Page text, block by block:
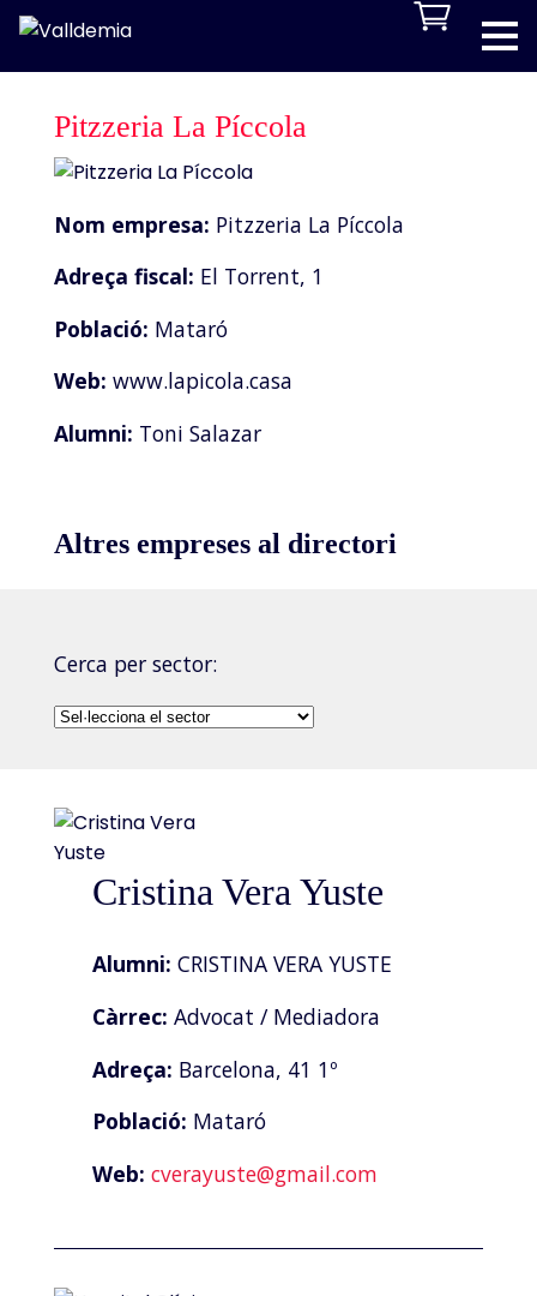
Pitzzeria La Píccola
Nom empresa: Pitzzeria La Píccola
Adreça fiscal: El Torrent, 1
Població: Mataró
Web: www.lapicola.casa
Alumni: Toni Salazar
Altres empreses al directori
Cerca per sector:
Cristina Vera Yuste
Alumni: CRISTINA VERA YUSTE
Càrrec: Advocat / Mediadora
Adreça: Barcelona, 41 1º
Població: Mataró
Web: cverayuste@gmail.com